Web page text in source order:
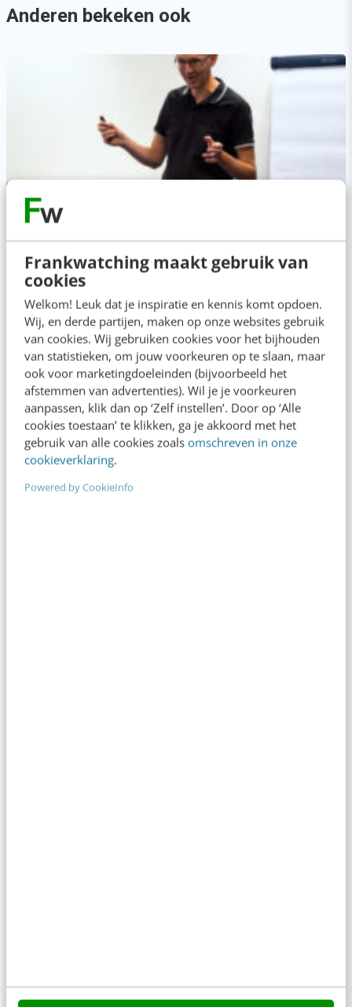
Frankwatching maakt gebruik van
cookies
Welkom! Leuk dat je inspiratie en kennis komt opdoen.
Wij, en derde partijen, maken op onze websites gebruik
van cookies. Wij gebruiken cookies voor het bijhouden
van statistieken, om jouw voorkeuren op te slaan, maar
ook voor marketingdoeleinden (bijvoorbeeld het
afstemmen van advertenties). Wil je je voorkeuren
aanpassen, klik dan op ‘Zelf instellen’. Door op ‘Alle
cookies toestaan’ te klikken, ga je akkoord met het
gebruik van alle cookies zoals omschreven in onze
cookieverklaring.
Powered by CookieInfo
Anderen bekeken ook
SEO-copywriting met AI
en zichtbaarheid
Bijblijven in je vak?